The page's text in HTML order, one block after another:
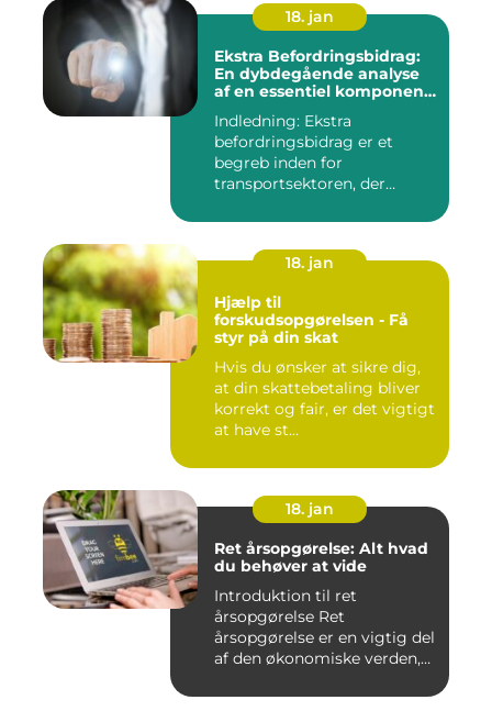
18. jan
Ekstra Befordringsbidrag:
En dybdegående analyse
af en essentiel komponent
Indledning: Ekstra
befordringsbidrag er et
begreb inden for
transportsektoren, der
18. jan
Hjælp til
forskudsopgørelsen - Få
styr på din skat
Hvis du ønsker at sikre dig,
at din skattebetaling bliver
korrekt og fair, er det vigtigt
at have st...
18. jan
Ret årsopgørelse: Alt hvad
du behøver at vide
Introduktion til ret
årsopgørelse Ret
årsopgørelse er en vigtig del
af den økonomiske verden,